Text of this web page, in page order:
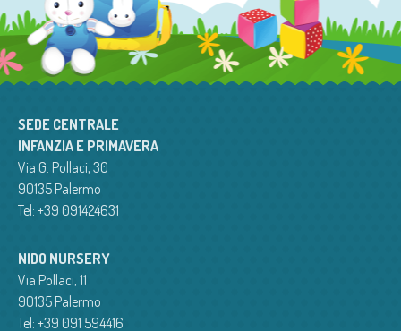
SEDE CENTRALE
INFANZIA E PRIMAVERA
Via G. Pollaci, 30
90135 Palermo
Tel: +39 091424631
NIDO NURSERY
Via Pollaci, 11
90135 Palermo
Tel: +39 091 594416